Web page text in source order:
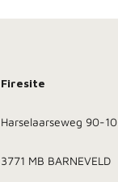
Firesite
Harselaarseweg 90-10
3771 MB BARNEVELD